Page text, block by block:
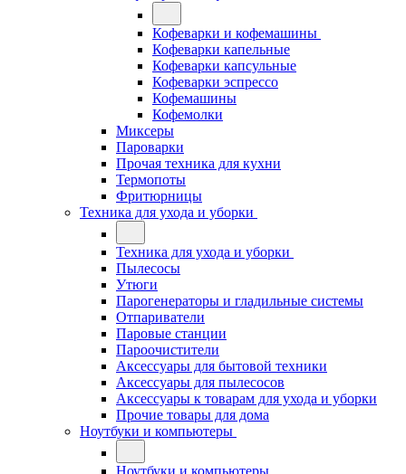
Кофеварки и кофемашины
Кофеварки капельные
Кофеварки капсульные
Кофеварки эспрессо
Кофемашины
Кофемолки
Миксеры
Пароварки
Прочая техника для кухни
Термопоты
Фритюрницы
Техника для ухода и уборки
Техника для ухода и уборки
Пылесосы
Утюги
Парогенераторы и гладильные системы
Отпариватели
Паровые станции
Пароочистители
Аксессуары для бытовой техники
Аксессуары для пылесосов
Аксессуары к товарам для ухода и уборки
Прочие товары для дома
Ноутбуки и компьютеры
Ноутбуки и компьютеры